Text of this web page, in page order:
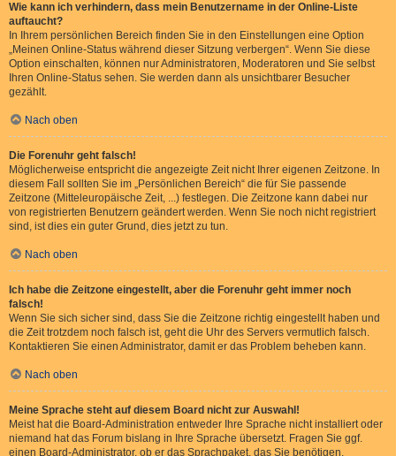
Wie kann ich verhindern, dass mein Benutzername in der Online-Liste
auftaucht?
In Ihrem persönlichen Bereich finden Sie in den Einstellungen eine Option
„Meinen Online-Status während dieser Sitzung verbergen“. Wenn Sie diese
Option einschalten, können nur Administratoren, Moderatoren und Sie selbst
Ihren Online-Status sehen. Sie werden dann als unsichtbarer Besucher
gezählt.
Nach oben
Die Forenuhr geht falsch!
Möglicherweise entspricht die angezeigte Zeit nicht Ihrer eigenen Zeitzone. In
diesem Fall sollten Sie im „Persönlichen Bereich“ die für Sie passende
Zeitzone (Mitteleuropäische Zeit, ...) festlegen. Die Zeitzone kann dabei nur
von registrierten Benutzern geändert werden. Wenn Sie noch nicht registriert
sind, ist dies ein guter Grund, dies jetzt zu tun.
Nach oben
Ich habe die Zeitzone eingestellt, aber die Forenuhr geht immer noch
falsch!
Wenn Sie sich sicher sind, dass Sie die Zeitzone richtig eingestellt haben und
die Zeit trotzdem noch falsch ist, geht die Uhr des Servers vermutlich falsch.
Kontaktieren Sie einen Administrator, damit er das Problem beheben kann.
Nach oben
Meine Sprache steht auf diesem Board nicht zur Auswahl!
Meist hat die Board-Administration entweder Ihre Sprache nicht installiert oder
niemand hat das Forum bislang in Ihre Sprache übersetzt. Fragen Sie ggf.
einen Board-Administrator, ob er das Sprachpaket, das Sie benötigen,